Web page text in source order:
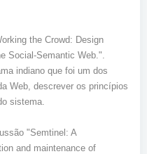
the Crowd: Design
Social-Semantic Web.".
indiano que foi um dos
Web, descrever os princípios
sistema.
"Semtinel: A
and maintenance of